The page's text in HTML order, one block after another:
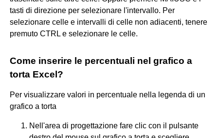
tasti di direzione per selezionare l'intervallo. Per
selezionare celle e intervalli di celle non adiacenti, tenere
premuto CTRL e selezionare le celle.
Come inserire le percentuali nel grafico a
torta Excel?
Per visualizzare valori in percentuale nella legenda di un
grafico a torta
Nell'area di progettazione fare clic con il pulsante